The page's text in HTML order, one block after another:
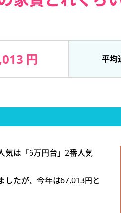
円 平均
気は「6万円台」2番人気
したが、今年は67,013円と